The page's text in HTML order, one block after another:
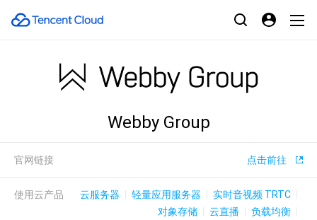
Webby Group
官网链接 点击前往
使用云产品 云服务器 轻量应用服务器
实时音视频 TRTC
对象存储
云直播
负载均衡